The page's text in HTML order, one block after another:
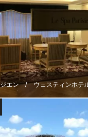
ジエン / ウェスティンホテ